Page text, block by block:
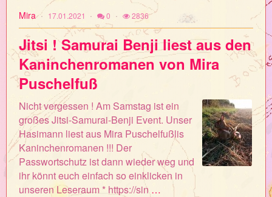
Mira 17.01.2021 0 2836
Jitsi ! Samurai Benji liest aus den
Kaninchenromanen von Mira
Puschelfuß
Nicht vergessen ! Am Samstag ist ein
großes Jitsi-Samurai-Benji Event. Unser
Hasimann liest aus Mira Puschelfußlis
Kaninchenromanen !!! Der
Passwortschutz ist dann wieder weg und
ihr könnt euch einfach so einklicken in
unseren Leseraum * https://sin…